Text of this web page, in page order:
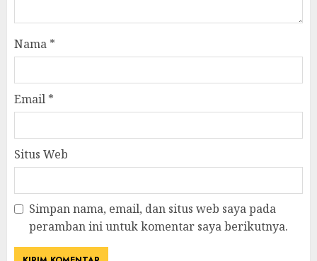
Nama *
Email *
Situs Web
Simpan nama, email, dan situs web saya pada
peramban ini untuk komentar saya berikutnya.